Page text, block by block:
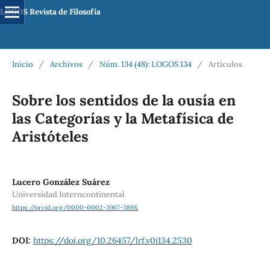
LOGOS Revista de Filosofía
Inicio / Archivos / Núm. 134 (48): LOGOS 134 / Artículos
Sobre los sentidos de la ousía en
las Categorías y la Metafísica de
Aristóteles
Lucero González Suárez
Universidad Interncontinental
https://orcid.org/0000-0002-3967-389X
DOI: https://doi.org/10.26457/lrf.v0i134.2530